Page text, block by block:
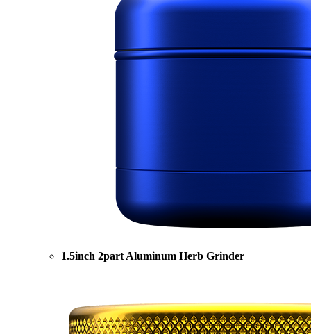
1.5inch 2part Aluminum Herb Grinder